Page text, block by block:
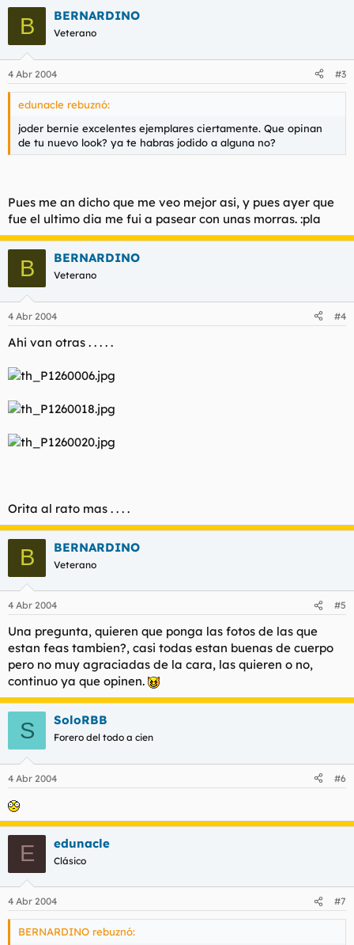
B BERNARDINO
Veterano
4 Abr 2004 #3
edunacle rebuznó:
joder bernie excelentes ejemplares ciertamente. Que opinan
de tu nuevo look? ya te habras jodido a alguna no?
Pues me an dicho que me veo mejor asi, y pues ayer que
fue el ultimo dia me fui a pasear con unas morras. :pla
B BERNARDINO
Veterano
4 Abr 2004 #4
Ahi van otras . . . . .
Orita al rato mas . . . .
B BERNARDINO
Veterano
4 Abr 2004 #5
Una pregunta, quieren que ponga las fotos de las que
estan feas tambien?, casi todas estan buenas de cuerpo
pero no muy agraciadas de la cara, las quieren o no,
continuo ya que opinen.
S SoloRBB
Forero del todo a cien
4 Abr 2004 #6
E edunacle
Clásico
4 Abr 2004 #7
BERNARDINO rebuznó: